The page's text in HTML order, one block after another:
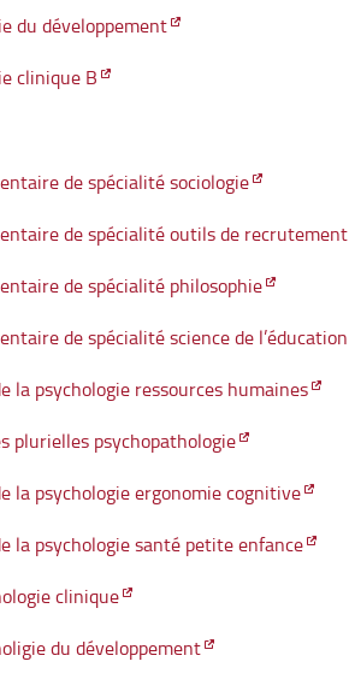
du développement
clinique B
de spécialité sociologie
de spécialité outils de recrutement
de spécialité philosophie
de spécialité science de l’éducation
la psychologie ressources humaines
plurielles psychopathologie
la psychologie ergonomie cognitive
la psychologie santé petite enfance
clinique
du développement